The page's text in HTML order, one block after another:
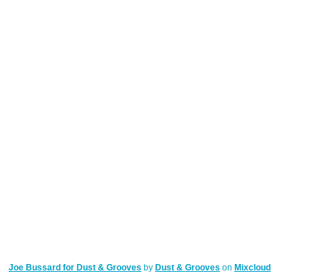
Joe Bussard for Dust & Grooves by Dust & Grooves on Mixcloud